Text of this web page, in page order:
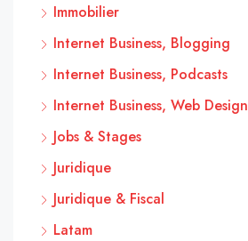
Immobilier
Internet Business, Blogging
Internet Business, Podcasts
Internet Business, Web Design
Jobs & Stages
Juridique
Juridique & Fiscal
Latam